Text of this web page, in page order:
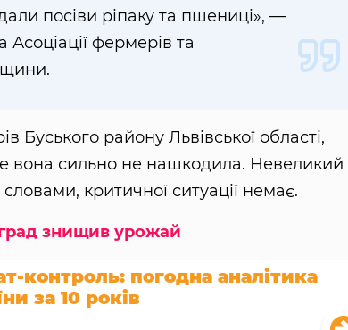
посіви ріпаку та пшениці», —
фермерів та
Буського району Львівської області,
вона сильно не нашкодила. Невеликий
критичної ситуації немає.
знищив урожай
контроль: погодна аналітика
за 10 років